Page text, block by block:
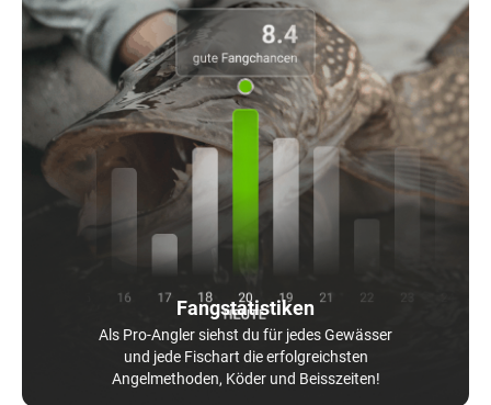
Fangstatistiken
Als Pro-Angler siehst du für jedes Gewässer
und jede Fischart die erfolgreichsten
Angelmethoden, Köder und Beisszeiten!